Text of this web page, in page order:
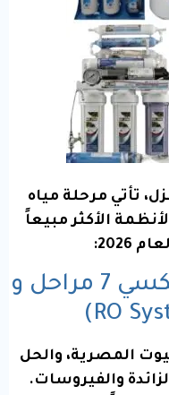
تأتي مرحلة مياه
الأكثر مبيعاً
أ. أنظمة التناضح العكسي 7 مراحل و
المصرية، والحل
والفيروسات.